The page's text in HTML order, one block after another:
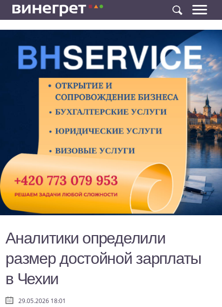
Аналитики определили
размер достойной зарплаты
в Чехии
29.05.2026 18:01